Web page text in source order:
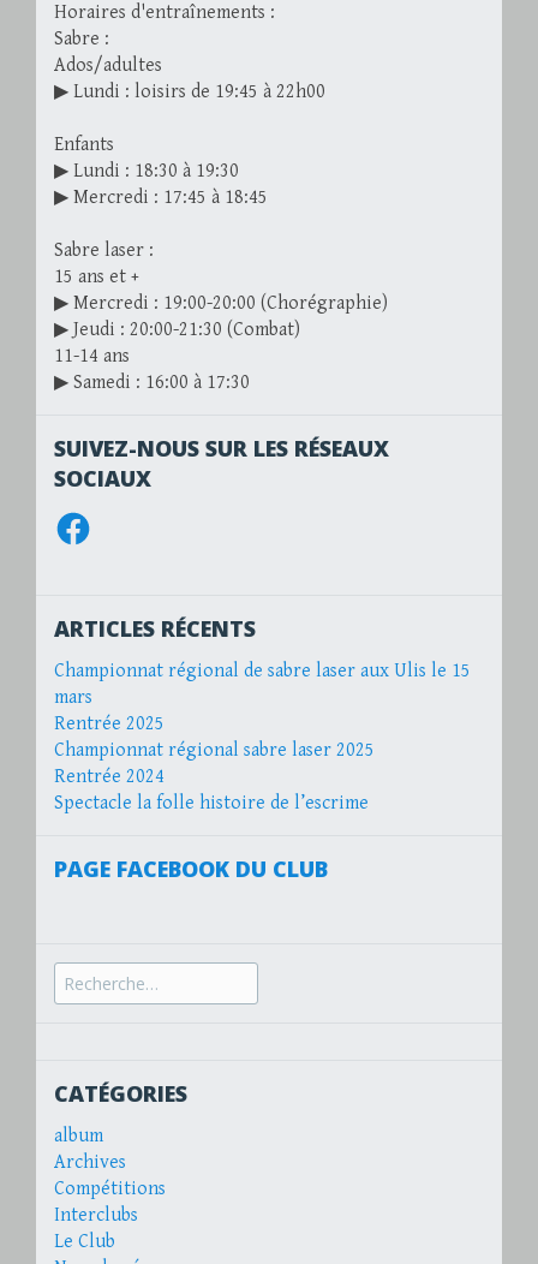
Horaires d'entraînements :
Sabre :
Ados/adultes
▶ Lundi : loisirs de 19:45 à 22h00
Enfants
▶ Lundi : 18:30 à 19:30
▶ Mercredi : 17:45 à 18:45
Sabre laser :
15 ans et +
▶ Mercredi : 19:00-20:00 (Chorégraphie)
▶ Jeudi : 20:00-21:30 (Combat)
11-14 ans
▶ Samedi : 16:00 à 17:30
SUIVEZ-NOUS SUR LES RÉSEAUX
SOCIAUX
Facebook
ARTICLES RÉCENTS
Championnat régional de sabre laser aux Ulis le 15
mars
Rentrée 2025
Championnat régional sabre laser 2025
Rentrée 2024
Spectacle la folle histoire de l’escrime
PAGE FACEBOOK DU CLUB
Recherche
pour :
CATÉGORIES
album
Archives
Compétitions
Interclubs
Le Club